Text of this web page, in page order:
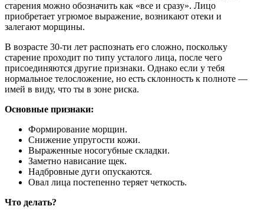
старения можно обозначить как «все и сразу». Лицо
приобретает угрюмое выражение, возникают отеки и
залегают морщины.
В возрасте 30-ти лет распознать его сложно, поскольку
старение проходит по типу усталого лица, после чего
присоединяются другие признаки. Однако если у тебя
нормальное телосложение, но есть склонность к полноте —
имей в виду, что ты в зоне риска.
Основные признаки:
Формирование морщин.
Снижение упругости кожи.
Выраженные носогубные складки.
Заметно нависание щек.
Надбровные дуги опускаются.
Овал лица постепенно теряет четкость.
Что делать?